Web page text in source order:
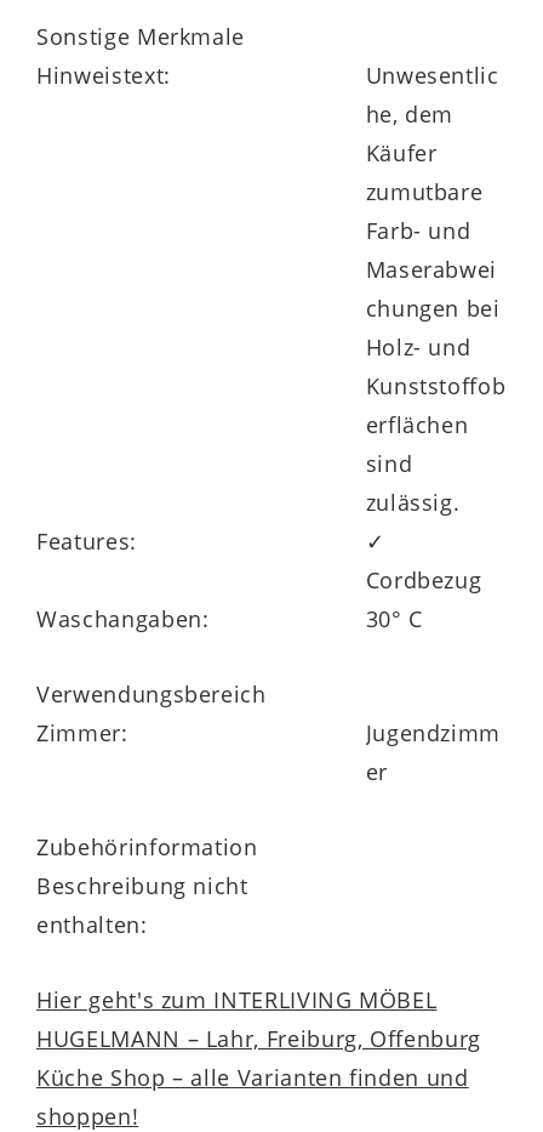
Sonstige Merkmale
Hinweistext:
Unwesentlic
he, dem
Käufer
zumutbare
Farb- und
Maserabwei
chungen bei
Holz- und
Kunststoffob
erflächen
sind
zulässig.
Features:
✓
Cordbezug
Waschangaben:
30° C
Verwendungsbereich
Zimmer:
Jugendzimm
er
Zubehörinformation
Beschreibung nicht
enthalten:
Hier geht's zum INTERLIVING MÖBEL
HUGELMANN – Lahr, Freiburg, Offenburg
Küche Shop – alle Varianten finden und
shoppen!